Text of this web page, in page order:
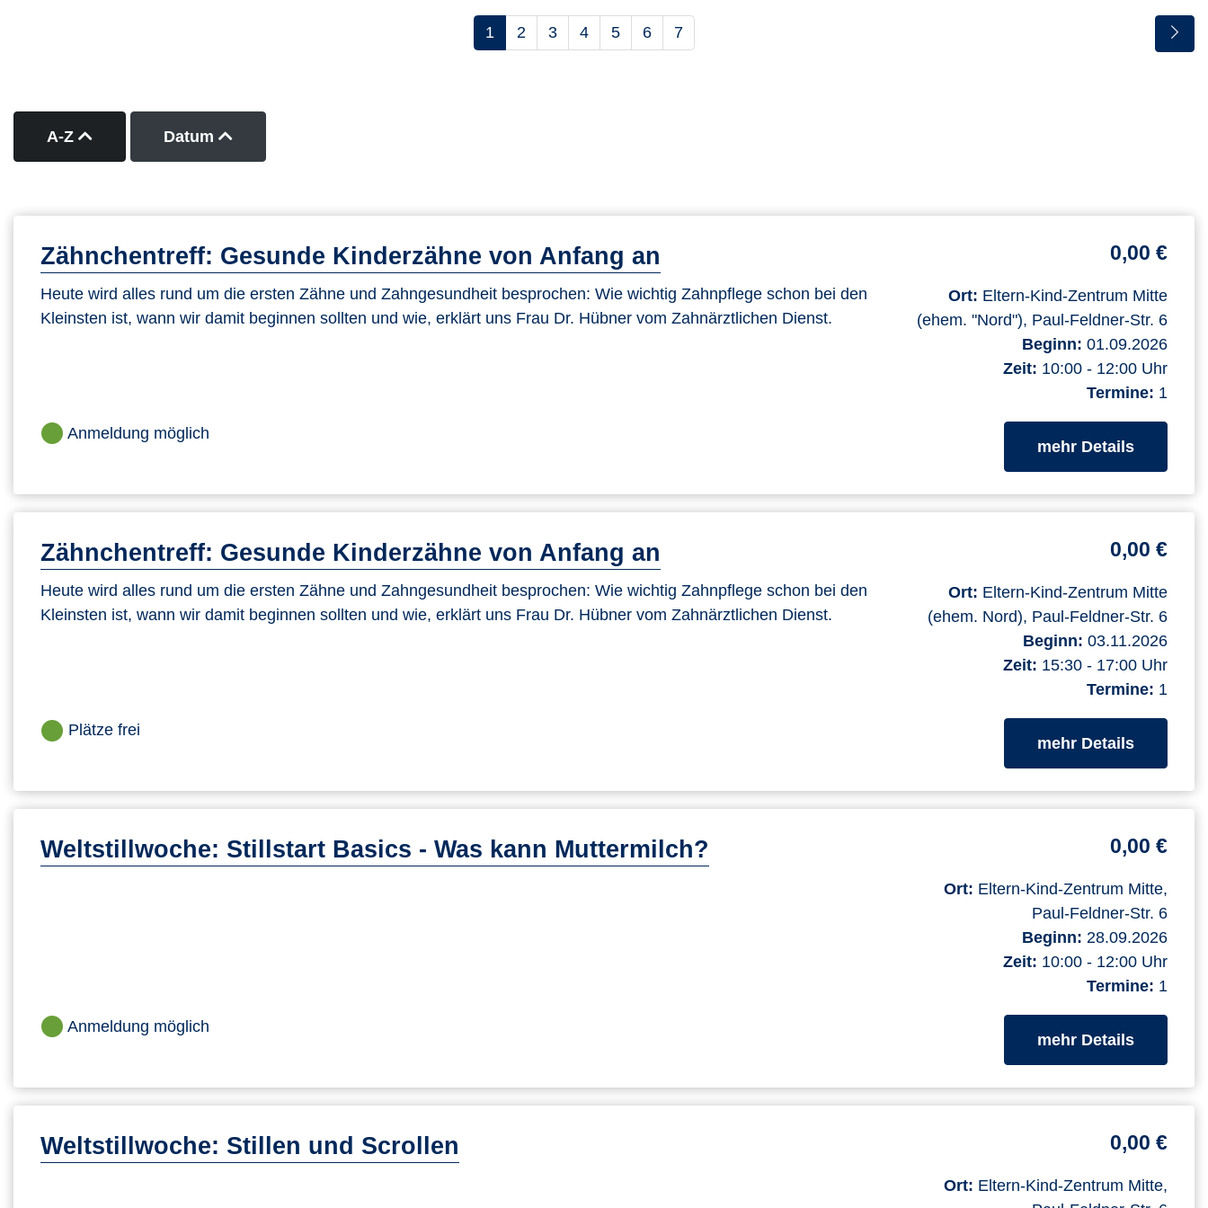
1 2 3 4 5 6 7
A-Z Kurse nach Titel aufsteigend sortieren
Datum Kurse nach Datum aufsteigend sortieren
Zähnchentreff: Gesunde Kinderzähne von Anfang an
Heute wird alles rund um die ersten Zähne und Zahngesundheit besprochen: Wie wichtig Zahnpflege schon bei den
Kleinsten ist, wann wir damit beginnen sollten und wie, erklärt uns Frau Dr. Hübner vom Zahnärztlichen Dienst.
0,00 €
Ort: Eltern-Kind-Zentrum Mitte
(ehem. "Nord"), Paul-Feldner-Str. 6
Beginn: 01.09.2026
Zeit: 10:00 - 12:00 Uhr
Termine: 1
Anmeldung möglich
mehr Detailszum
Zähnchentreff: Gesunde Kinderzähne von Anfang an
Heute wird alles rund um die ersten Zähne und Zahngesundheit besprochen: Wie wichtig Zahnpflege schon bei den
Kleinsten ist, wann wir damit beginnen sollten und wie, erklärt uns Frau Dr. Hübner vom Zahnärztlichen Dienst.
0,00 €
Ort: Eltern-Kind-Zentrum Mitte
(ehem. Nord), Paul-Feldner-Str. 6
Beginn: 03.11.2026
Zeit: 15:30 - 17:00 Uhr
Termine: 1
Plätze frei
mehr Detailszum
Weltstillwoche: Stillstart Basics - Was kann Muttermilch? 0,00 €
Ort: Eltern-Kind-Zentrum Mitte,
Paul-Feldner-Str. 6
Beginn: 28.09.2026
Zeit: 10:00 - 12:00 Uhr
Termine: 1
Anmeldung möglich
mehr Detailszum
Weltstillwoche: Stillen und Scrollen 0,00 €
Ort: Eltern-Kind-Zentrum Mitte,